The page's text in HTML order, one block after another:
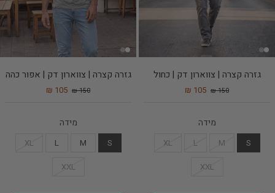
גזרה קצרה | צווארון דק | כחול
150 ₪
105 ₪
מידה
S
M
L
XL
XXL
גזרה קצרה | צווארון דק | אפור כהה
150 ₪
105 ₪
מידה
S
M
L
XL
XXL